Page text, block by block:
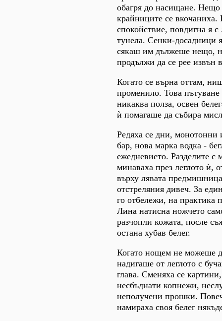
обагря до насищане. Нещо
крайниците се вкочаниха.
спокойствие, повдигна я с
тунела. Сенки-досадници
сякаш им дължеше нещо,
продължи да се рее извън
Когато се върна оттам,
променило. Това пътуване
никаква полза, освен
ѝ помагаше да събира
Редяха се дни, монотонни
бар, нова марка водка -
ежедневието. Разделите с
минаваха през леглото ѝ,
върху лявата
отстреляния дивеч. За
го отбележи, на практика
Лина натисна ножчето
разчопли кожата, после
остана хубав белег.
Когато нощем не можеше
надигаше от леглото с
глава. Сменяха се
несбъднати копнежи,
неполучени прошки.
намираха своя белег